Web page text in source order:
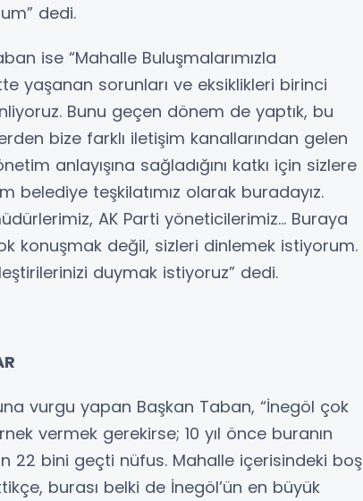
dedi.
ise “Mahalle Buluşmalarımızla
yaşanan sorunları ve eksiklikleri birinci
Bunu geçen dönem de yaptık, bu
bize farklı iletişim kanallarından gelen
anlayışına sağladığını katkı için sizlere
belediye teşkilatımız olarak buradayız.
AK Parti yöneticilerimiz… Buraya
konuşmak değil, sizleri dinlemek istiyorum.
duymak istiyoruz” dedi.
vurgu yapan Başkan Taban, “İnegöl çok
vermek gerekirse; 10 yıl önce buranın
22 bini geçti nüfus. Mahalle içerisindeki boş
burası belki de İnegöl’ün en büyük